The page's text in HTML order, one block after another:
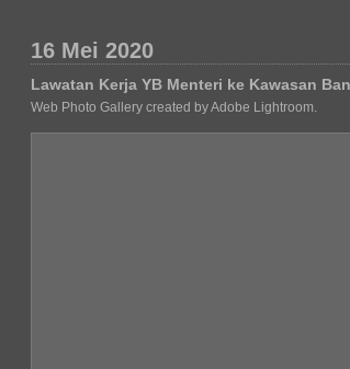
16 Mei 2020
Lawatan Kerja YB Menteri ke Kawasan
Web Photo Gallery created by Adobe Lightroom.